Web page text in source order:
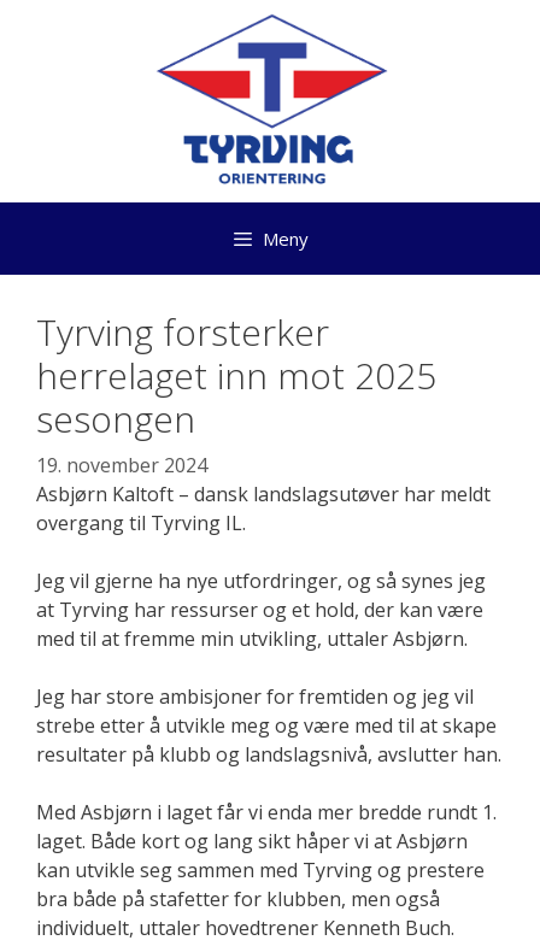
Meny
Tyrving forsterker
herrelaget inn mot 2025
sesongen
19. november 2024
Asbjørn Kaltoft – dansk landslagsutøver har meldt
overgang til Tyrving IL.
Jeg vil gjerne ha nye utfordringer, og så synes jeg
at Tyrving har ressurser og et hold, der kan være
med til at fremme min utvikling, uttaler Asbjørn.
Jeg har store ambisjoner for fremtiden og jeg vil
strebe etter å utvikle meg og være med til at skape
resultater på klubb og landslagsnivå, avslutter han.
Med Asbjørn i laget får vi enda mer bredde rundt 1.
laget. Både kort og lang sikt håper vi at Asbjørn
kan utvikle seg sammen med Tyrving og prestere
bra både på stafetter for klubben, men også
individuelt, uttaler hovedtrener Kenneth Buch.